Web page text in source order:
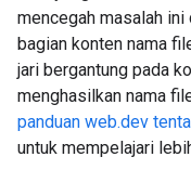
mencegah masalah
bagian konten nama
jari bergantung pada
menghasilkan nama
panduan web.dev
untuk mempelajari